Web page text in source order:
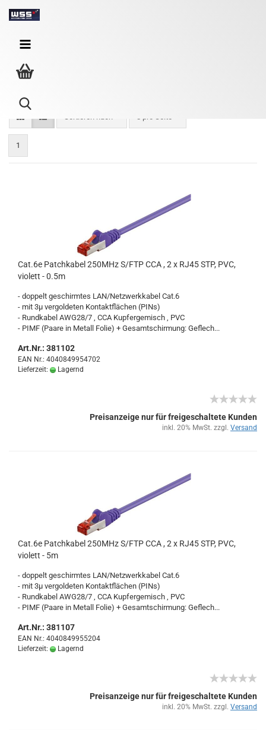
CAT.6 Patchkabel - violett
Sortieren nach 8 pro Seite
1
Cat.6e Patch­ka­bel 250MHz S/FTP CCA , 2 x RJ45 STP, PVC,
vio­lett - 0.5m
- dop­pelt ge­schirm­tes LAN/Netz­werk­ka­bel Cat.6
- mit 3µ ver­gol­de­ten Kon­takt­flä­chen (PINs)
- Rund­ka­bel AWG28/7 , CCA Kup­fer­ge­misch , PVC
- PIMF (Paare in Me­tall Folie) + Ge­samt­s­chir­mung: Ge­flech...
Art.Nr.: 381102
EAN Nr.: 4040849954702
Lieferzeit:
Lagernd
Preisanzeige nur für freigeschaltete Kunden
inkl. 20% MwSt. zzgl. Versand
Cat.6e Patch­ka­bel 250MHz S/FTP CCA , 2 x RJ45 STP, PVC,
vio­lett - 5m
- dop­pelt ge­schirm­tes LAN/Netz­werk­ka­bel Cat.6
- mit 3µ ver­gol­de­ten Kon­takt­flä­chen (PINs)
- Rund­ka­bel AWG28/7 , CCA Kup­fer­ge­misch , PVC
- PIMF (Paare in Me­tall Folie) + Ge­samt­s­chir­mung: Ge­flech...
Art.Nr.: 381107
EAN Nr.: 4040849955204
Lieferzeit:
Lagernd
Preisanzeige nur für freigeschaltete Kunden
inkl. 20% MwSt. zzgl. Versand